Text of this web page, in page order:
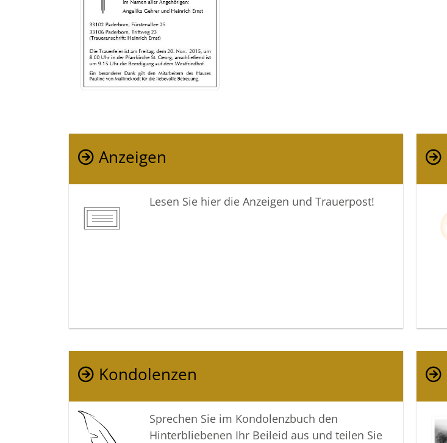
Anzeigen
Lesen Sie hier die Anzeigen und Trauerpost!
Kondolenzen
Sprechen Sie im Kondolenzbuch den
Hinterbliebenen Ihr Beileid aus und teilen Sie